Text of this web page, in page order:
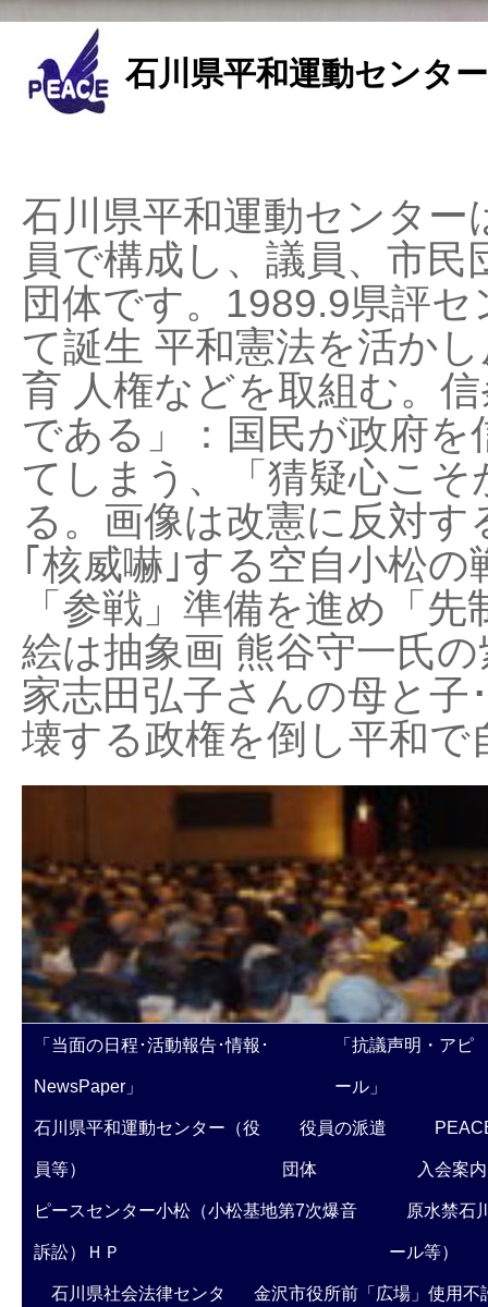
石川県平和運動センタ
石川県平和運動センタ
員で構成し、議員、市
団体です。1989.9県評
て誕生 平和憲法を活か
育 人権などを取組む。
である」：国民が政府
てしまう、「猜疑心こ
る。画像は改憲に反対
｢核威嚇｣する空自小松
「参戦」準備を進め「
絵は抽象画 熊谷守一氏
家志田弘子さんの母と子
壊する政権を倒し平和
「当面の日程･活動報告･情報･
NewsPaper」
「抗議声明・アピ
ール」
石川県平和運動センター（役
員等）
役員の派遣
団体 入会案内
ピースセンター小松（小松基地第7次爆音
訴訟）ＨＰ
原水禁石
ール等）
石川県社会法律センタ 金沢市役所前「広場」使用不